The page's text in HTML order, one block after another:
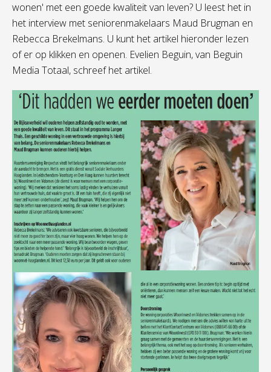
wonen' met een goede kwaliteit van leven? U leest het in
het interview met seniorenmakelaars Maud Brugman en
Rebecca Brekelmans. U kunt het artikel hieronder lezen
of er op klikken en openen. Evelien Beguin, van Beguin
Media Totaal, schreef het artikel.